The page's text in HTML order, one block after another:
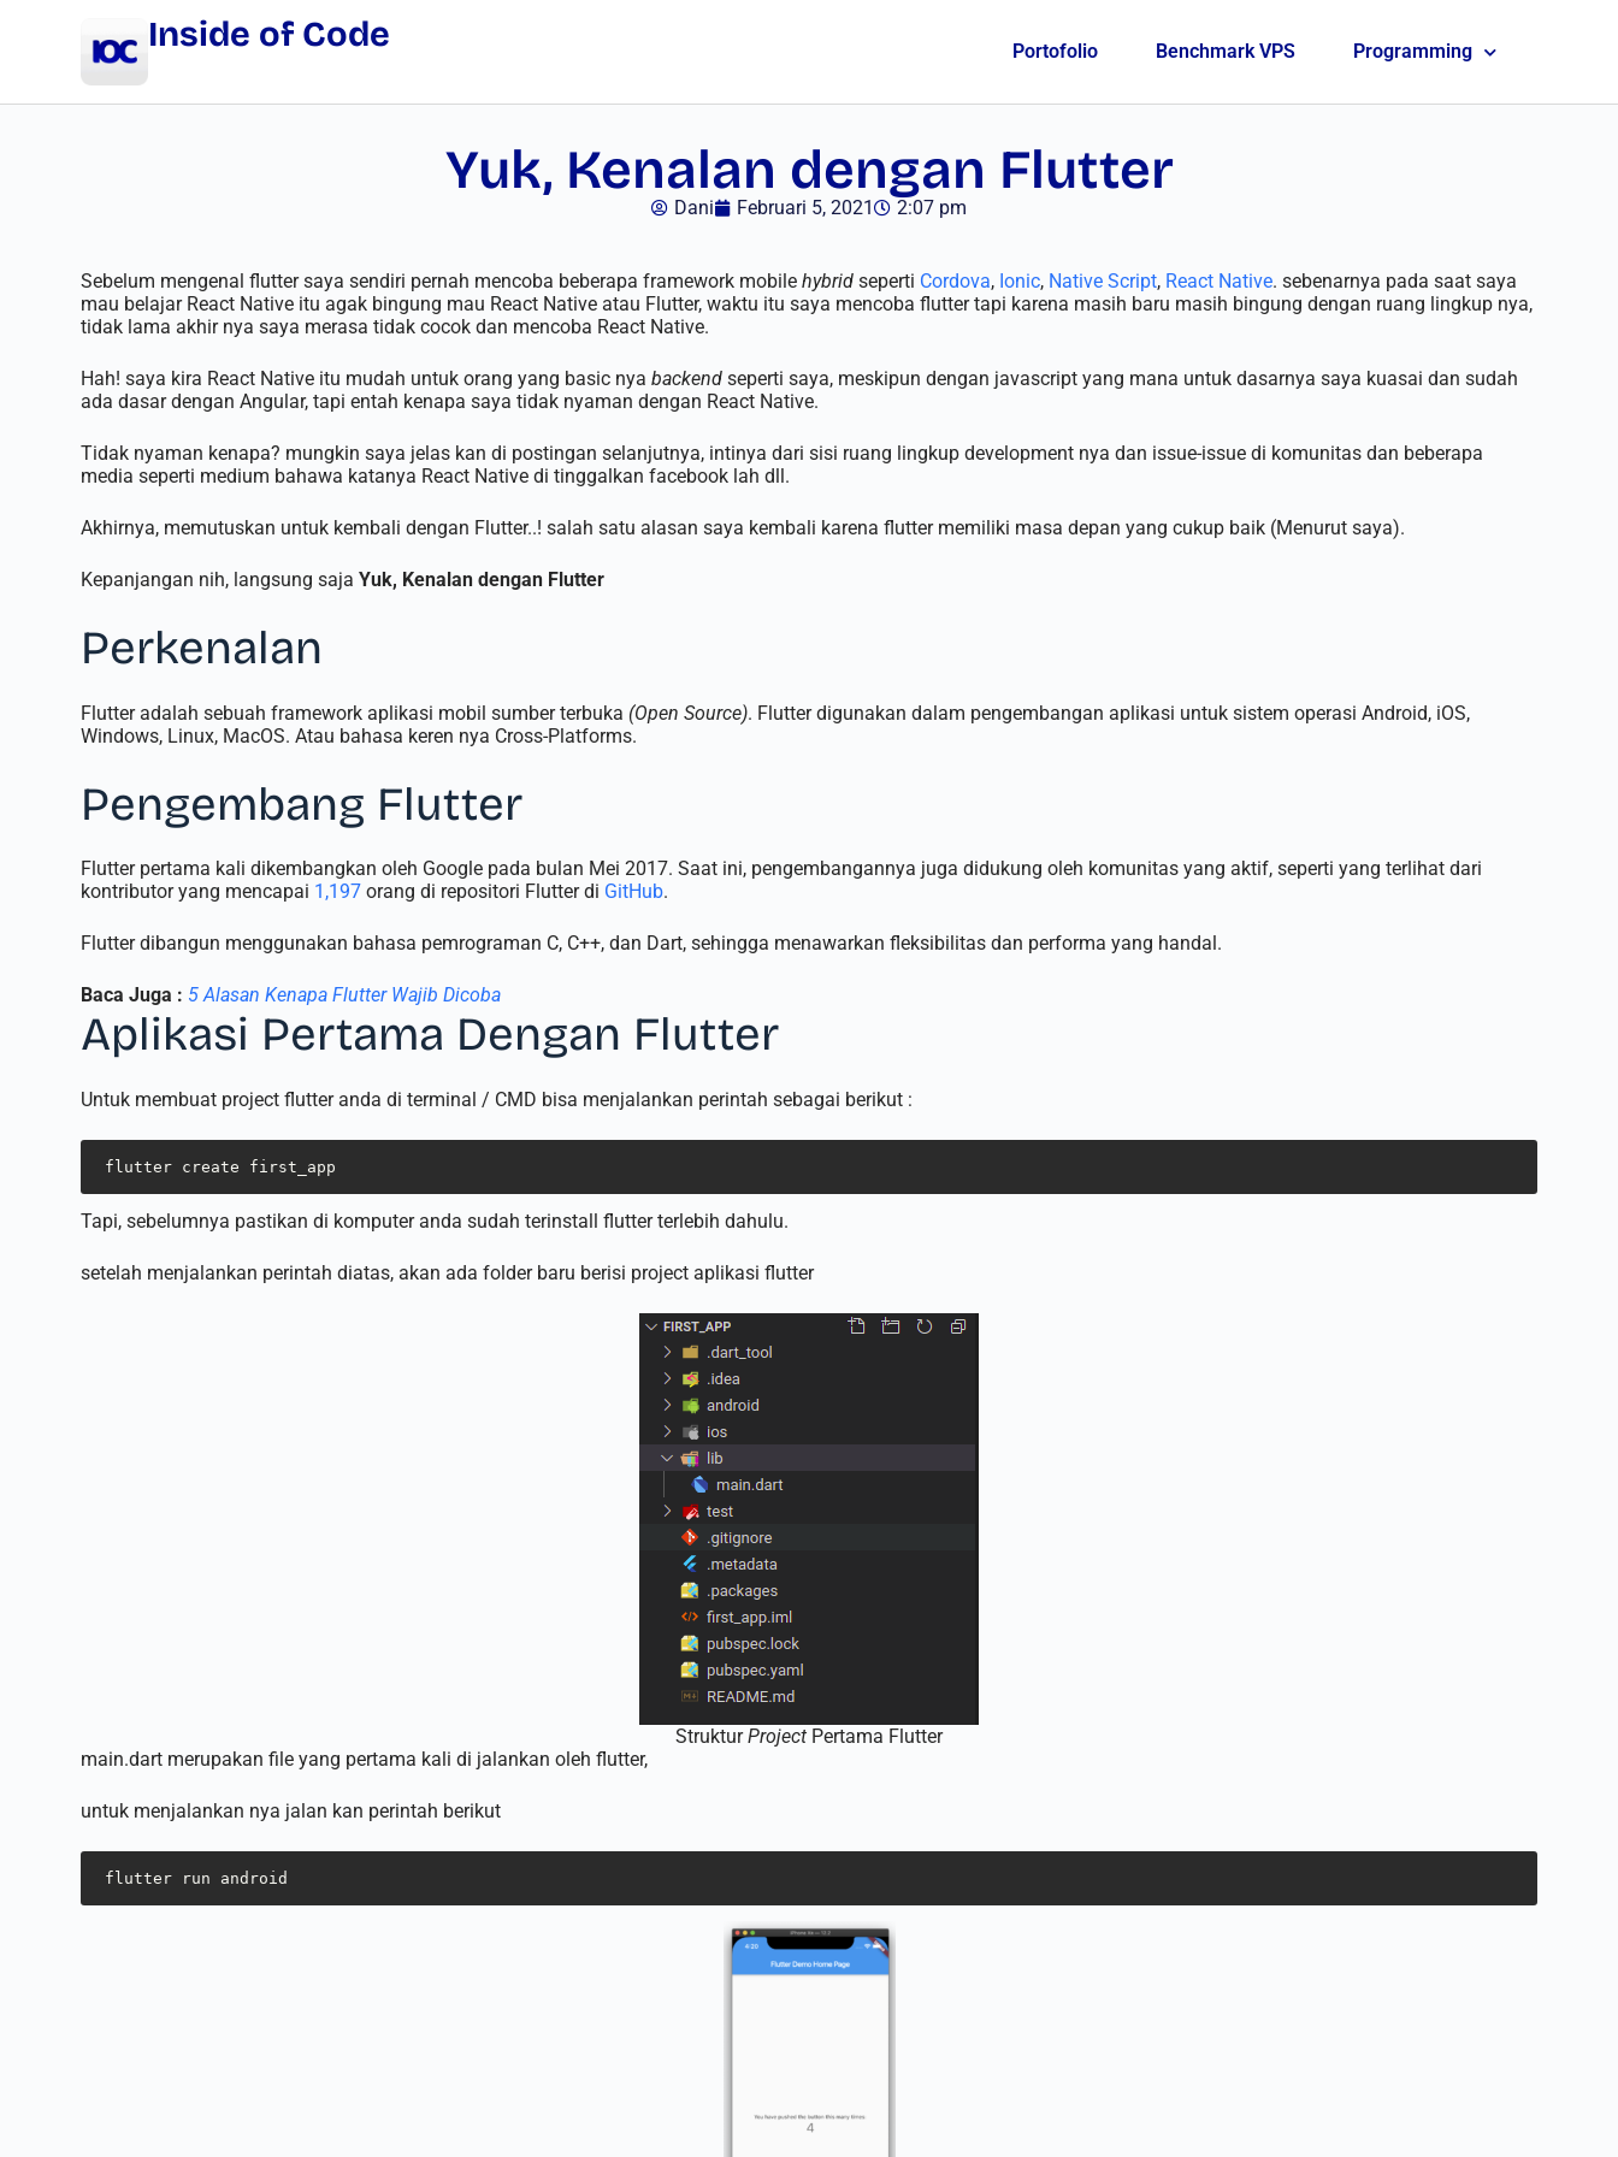
Inside of Code Portofolio Benchmark VPS Programming
Yuk, Kenalan dengan Flutter
Dani Februari 5, 2021 2:07 pm
Sebelum mengenal flutter saya sendiri pernah mencoba beberapa framework mobilehybrid seperti Cordova, Ionic, Native Script, React Native. sebenarnya pada saat saya
mau belajar React Native itu agak bingung mau React Native atau Flutter, waktu itu saya mencoba flutter tapi karena masih baru masih bingung dengan ruang lingkup nya,
tidak lama akhir nya saya merasa tidak cocok dan mencoba React Native.
Hah! saya kira React Native itu mudah untuk orang yang basic nyabackend seperti saya, meskipun dengan javascript yang mana untuk dasarnya saya kuasai dan sudah
ada dasar dengan Angular, tapi entah kenapa saya tidak nyaman dengan React Native.
Tidak nyaman kenapa? mungkin saya jelas kan di postingan selanjutnya, intinya dari sisi ruang lingkup development nya dan issue-issue di komunitas dan beberapa
media seperti medium bahawa katanya React Native di tinggalkan facebook lah dll.
Akhirnya, memutuskan untuk kembali dengan Flutter..! salah satu alasan saya kembali karena flutter memiliki masa depan yang cukup baik (Menurut saya).
Kepanjangan nih, langsung sajaYuk, Kenalan dengan Flutter
Perkenalan
Flutter adalah sebuah framework aplikasi mobil sumber terbuka (Open Source). Flutter digunakan dalam pengembangan aplikasi untuk sistem operasi Android, iOS,
Windows, Linux, MacOS. Atau bahasa keren nya Cross-Platforms.
Pengembang Flutter
Flutter pertama kali dikembangkan oleh Google pada bulan Mei 2017. Saat ini, pengembangannya juga didukung oleh komunitas yang aktif, seperti yang terlihat dari
kontributor yang mencapai 1,197 orang di repositori Flutter di GitHub.
Flutter dibangun menggunakan bahasa pemrograman C, C++, dan Dart, sehingga menawarkan fleksibilitas dan performa yang handal.
Baca Juga : 5 Alasan Kenapa Flutter Wajib Dicoba
Aplikasi Pertama Dengan Flutter
Untuk membuat project flutter anda di terminal / CMD bisa menjalankan perintah sebagai berikut :
flutter create first_app
Tapi, sebelumnya pastikan di komputer anda sudah terinstall flutter terlebih dahulu.
setelah menjalankan perintah diatas, akan ada folder baru berisi project aplikasi flutter
StrukturProject Pertama Flutter
main.dart merupakan file yang pertama kali di jalankan oleh flutter,
untuk menjalankan nya jalan kan perintah berikut
flutter run android